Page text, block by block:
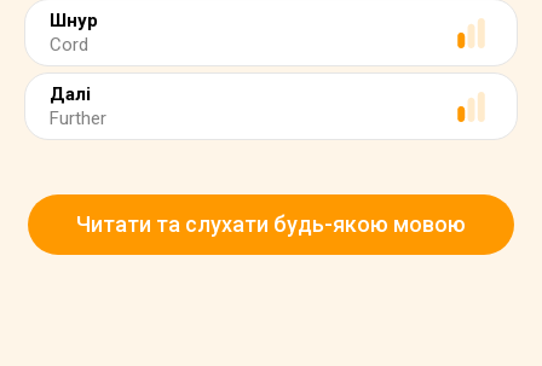
Шнур
Cord
Далі
Further
Читати та слухати будь-якою мовою